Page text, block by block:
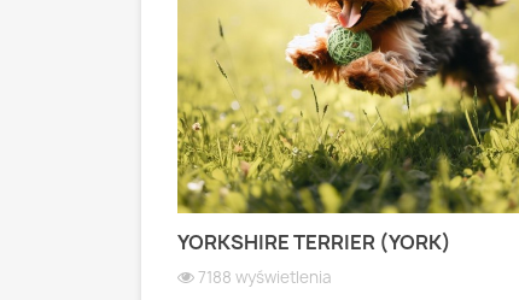
YORKSHIRE TERRIER (YORK)
7188 wyświetlenia